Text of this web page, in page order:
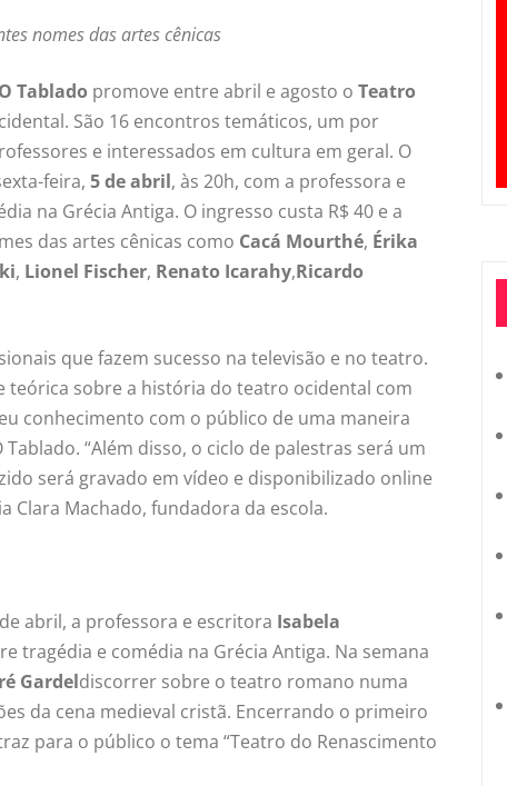
nomes das artes cênicas
O Tablado promove entre abril e agosto o Teatro
São 16 encontros temáticos, um por
e interessados em cultura em geral. O
feira, 5 de abril, às 20h, com a professora e
na Grécia Antiga. O ingresso custa R$ 40 e a
das artes cênicas como Cacá Mourthé, Érika
, Lionel Fischer, Renato Icarahy,Ricardo
que fazem sucesso na televisão e no teatro.
teórica sobre a história do teatro ocidental com
conhecimento com o público de uma maneira
“Além disso, o ciclo de palestras será um
será gravado em vídeo e disponibilizado online
Clara Machado, fundadora da escola.
abril, a professora e escritora Isabela
tragédia e comédia na Grécia Antiga. Na semana
Gardeldiscorrer sobre o teatro romano numa
da cena medieval cristã. Encerrando o primeiro
para o público o tema “Teatro do Renascimento